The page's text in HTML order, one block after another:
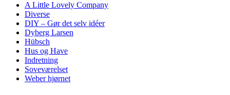
A Little Lovely Company
Diverse
DIY – Gør det selv idéer
Dyberg Larsen
Hübsch
Hus og Have
Indretning
Soveværelset
Weber hjørnet